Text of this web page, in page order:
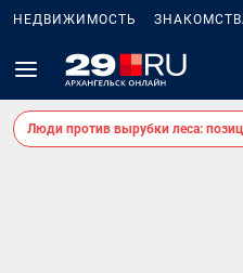
НЕДВИЖИМОСТЬ
Люди против вырубки леса: